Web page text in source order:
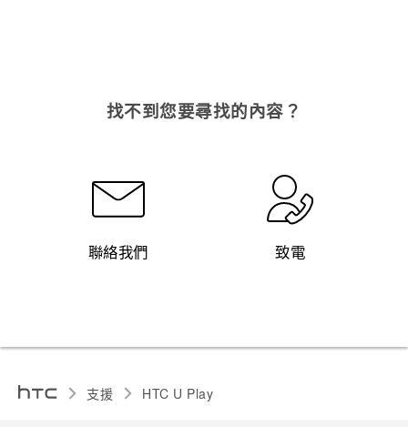
找不到您要尋找的內容？
聯絡我們 致電
支援 HTC U Play‎